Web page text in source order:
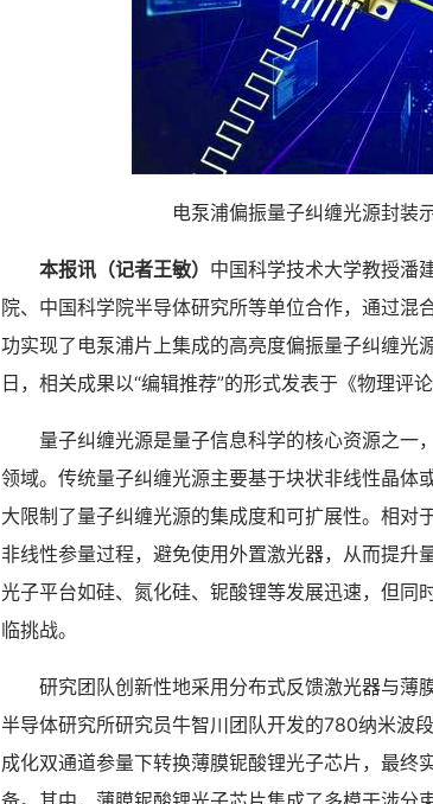
电泵浦偏振量子纠缠光源封装
本报讯（记者王敏） 中国科学技术大学教授潘
院、中国科学院半导体研究所等单位合作，通过
功实现了电泵浦片上集成的高亮度偏振量子纠缠光
日，相关成果以“编辑推荐”的形式发表于《物理评论
量子纠缠光源是量子信息科学的核心资源之一
领域。传统量子纠缠光源主要基于块状非线性晶体
大限制了量子纠缠光源的集成度和可扩展性。相
非线性参量过程，避免使用外置激光器，从而提
光子平台如硅、氮化硅、铌酸锂等发展迅速，但同
临挑战。
研究团队创新性地采用分布式反馈激光器与薄
半导体研究所研究员牛智川团队开发的780纳米波
成化双通道参量下转换薄膜铌酸锂光子芯片，最终